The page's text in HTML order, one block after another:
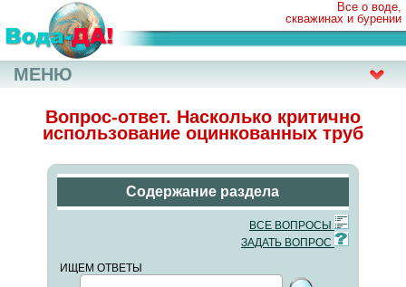
Все о воде,
скважинах и бурении
Вопрос-ответ. Насколько критично
использование оцинкованных труб
Содержание раздела
ВСЕ ВОПРОСЫ
ЗАДАТЬ ВОПРОС
ИЩЕМ ОТВЕТЫ
МЕНЮ